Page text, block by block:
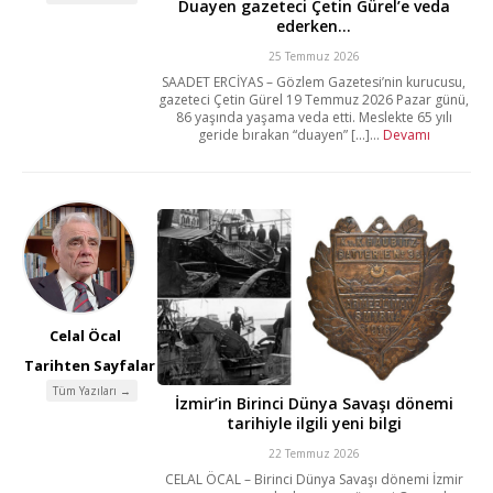
Duayen gazeteci Çetin Gürel’e veda
ederken…
25 Temmuz 2026
SAADET ERCİYAS – Gözlem Gazetesi’nin kurucusu,
gazeteci Çetin Gürel 19 Temmuz 2026 Pazar günü,
86 yaşında yaşama veda etti. Meslekte 65 yılı
geride bırakan “duayen” [...]... Devamı
Celal Öcal
Tarihten Sayfalar
Tüm Yazıları →
İzmir’in Birinci Dünya Savaşı dönemi
tarihiyle ilgili yeni bilgi
22 Temmuz 2026
CELAL ÖCAL – Birinci Dünya Savaşı dönemi İzmir